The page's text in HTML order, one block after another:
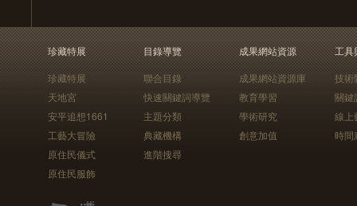
珍藏特展
珍藏特展
天地宮
安平追想1661
工藝大冒險
原住民儀式
原住民服飾
目錄導覽
聯合目錄
快速關鍵詞導覽
主題分類
典藏機構
進階搜尋
成果網站資源
成果網站資源庫
教育學習
學術研究
創意加值
工具
技術
關鍵
線上
時間